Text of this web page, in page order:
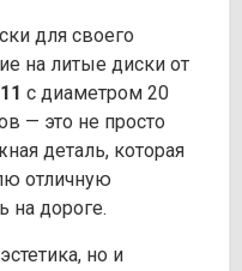
для своего
на литые диски от
с диаметром 20
— это не просто
деталь, которая
отличную
на дороге.
но и